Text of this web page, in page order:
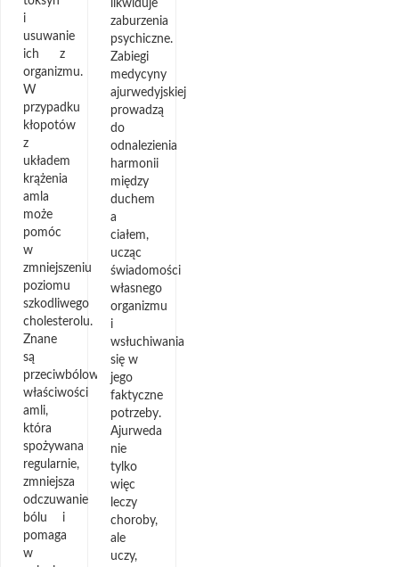
i
usuwanie
ich z
organizmu.
W
przypadku
kłopotów
z
układem
krążenia
amla
może
pomóc
w
zmniejszeniu
poziomu
szkodliwego
cholesterolu.
Znane
są
przeciwbólowe
właściwości
amli,
która
spożywana
regularnie,
zmniejsza
odczuwanie
bólu i
pomaga
w
likwiduje
zaburzenia
psychiczne.
Zabiegi
medycyny
ajurwedyjskiej
prowadzą
do
odnalezienia
harmonii
między
duchem
a
ciałem,
ucząc
świadomości
własnego
organizmu
i
wsłuchiwania
się w
jego
faktyczne
potrzeby.
Ajurweda
nie
tylko
więc
leczy
choroby,
ale
uczy,